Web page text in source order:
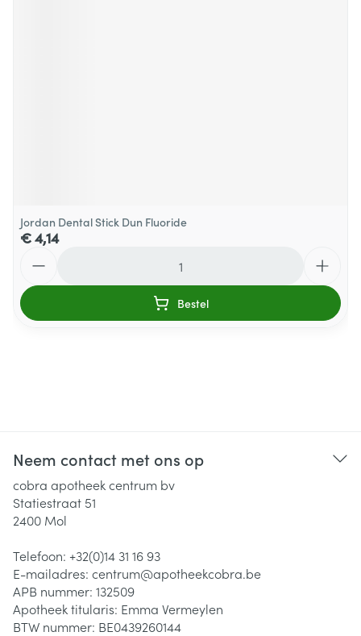
Jordan Dental Stick Dun Fluoride
€ 4,14
Bestel
Neem contact met ons op
cobra apotheek centrum bv
Statiestraat 51
2400 Mol
Telefoon: +32(0)14 31 16 93
E-mailadres: centrum@apotheekcobra.be
APB nummer: 132509
Apotheek titularis: Emma Vermeylen
BTW nummer: BE0439260144